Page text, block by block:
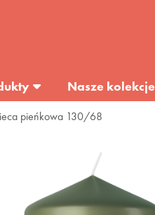
Nasze kolekcje
pieńkowa 130/68